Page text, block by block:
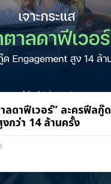
ลดาฟีเวอร์” ละครฟีลกู๊ด
กว่า 14 ล้านครั้ง